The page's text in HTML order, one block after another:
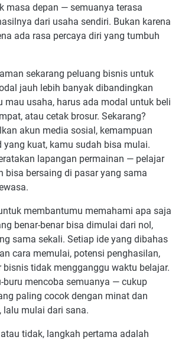
Creator
Pemula
Sosial
Canva
Video
Artikel Freelance
Pemula
Presentasi
Freelance
Foto Online
Game
Instagram
masa depan — semuanya terasa
dari usaha sendiri. Bukan karena
ada rasa percaya diri yang tumbuh
sekarang peluang bisnis untuk
jauh lebih banyak dibandingkan
mau usaha, harus ada modal untuk beli
atau cetak brosur. Sekarang?
akun media sosial, kemampuan
yang kuat, kamu sudah bisa mulai.
lapangan permainan — pelajar
bisa bersaing di pasar yang sama
membantumu memahami apa saja
benar-benar bisa dimulai dari nol,
sama sekali. Setiap ide yang dibahas
cara memulai, potensi penghasilan,
bisnis tidak mengganggu waktu belajar.
buru mencoba semuanya — cukup
paling cocok dengan minat dan
lalu mulai dari sana.
tidak, langkah pertama adalah